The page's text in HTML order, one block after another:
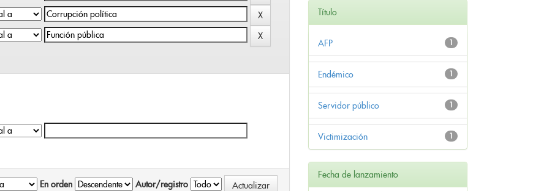
En orden Autor/registro
Título
1
AFP
1
Endémico
1
Servidor público
1
Victimización
Fecha de lanzamiento